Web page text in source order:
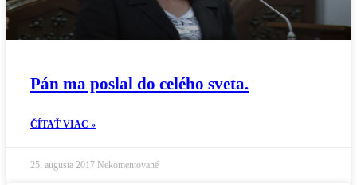
Pán ma poslal do celého sveta.
ČÍTAŤ VIAC »
25. augusta 2017 Nekomentované